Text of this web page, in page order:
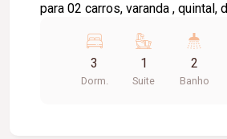
para 02 carros, varanda , quintal,
01 quarto com 01 guarda roupa,
02 salas, cozinha com armário
lavanderia, banheiro social e da
3
Dorm.
1
Suite
2
Banho